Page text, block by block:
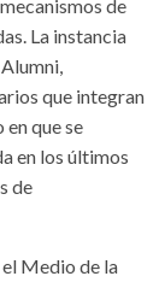
de
La instancia
que integran
en que se
en los últimos
de
Medio de la